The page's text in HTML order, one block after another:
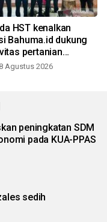
HST kenalkan
Bahuma.id dukung
pertanian
Agustus 2026
peningkatan SDM
pada KUA-PPAS
sedih